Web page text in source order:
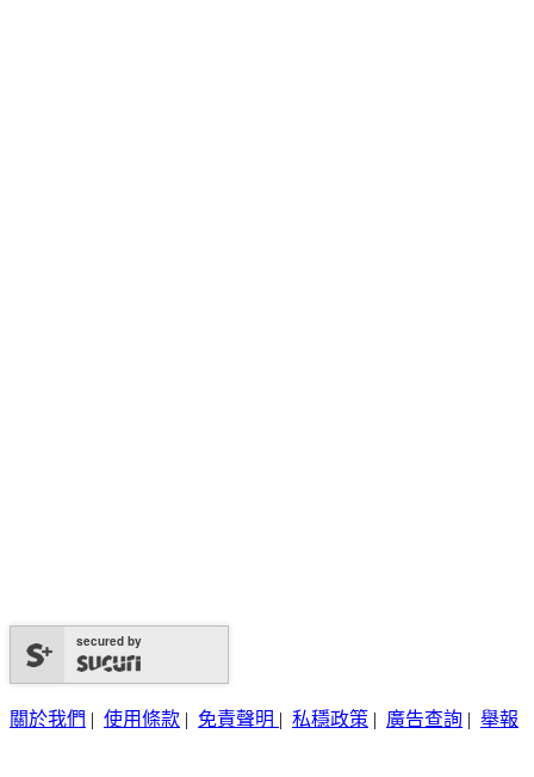
secured by
關於我們 | 使用條款 | 免責聲明 | 私穩政策 | 廣告查詢 | 舉報